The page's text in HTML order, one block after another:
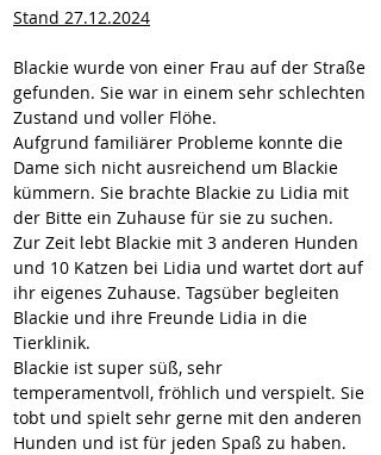
Stand 27.12.2024
Blackie wurde von einer Frau auf der Straße
gefunden. Sie war in einem sehr schlechten
Zustand und voller Flöhe.
Aufgrund familiärer Probleme konnte die
Dame sich nicht ausreichend um Blackie
kümmern. Sie brachte Blackie zu Lidia mit
der Bitte ein Zuhause für sie zu suchen.
Zur Zeit lebt Blackie mit 3 anderen Hunden
und 10 Katzen bei Lidia und wartet dort auf
ihr eigenes Zuhause. Tagsüber begleiten
Blackie und ihre Freunde Lidia in die
Tierklinik.
Blackie ist super süß, sehr
temperamentvoll, fröhlich und verspielt. Sie
tobt und spielt sehr gerne mit den anderen
Hunden und ist für jeden Spaß zu haben.